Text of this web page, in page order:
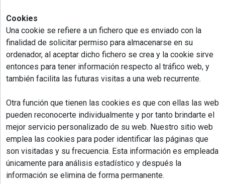
Cookies
Una cookie se refiere a un fichero que es enviado con la
finalidad de solicitar permiso para almacenarse en su
ordenador, al aceptar dicho fichero se crea y la cookie sirve
entonces para tener información respecto al tráfico web, y
también facilita las futuras visitas a una web recurrente.
Otra función que tienen las cookies es que con ellas las web
pueden reconocerte individualmente y por tanto brindarte el
mejor servicio personalizado de su web. Nuestro sitio web
emplea las cookies para poder identificar las páginas que
son visitadas y su frecuencia. Esta información es empleada
únicamente para análisis estadístico y después la
información se elimina de forma permanente.